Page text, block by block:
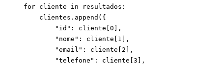
    for cliente in resultados:
        clientes.append({
            "id": cliente[0],
            "nome": cliente[1],
            "email": cliente[2],
            "telefone": cliente[3],